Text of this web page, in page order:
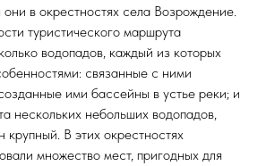
в окрестностях села Возрождение.
туристического маршрута
водопадов, каждый из которых
связанные с ними
ими бассейны в устье реки; и
нескольких небольших водопадов,
В этих окрестностях
множество мест, пригодных для